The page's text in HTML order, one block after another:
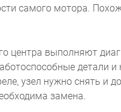
самого мотора.
центра выполняют
детали
узел нужно снять и
замена.